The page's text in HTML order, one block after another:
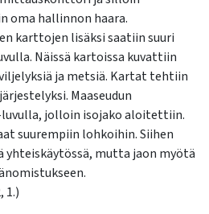
oma hallinnon haara.
karttojen lisäksi saatiin suuri
Näissä kartoissa kuvattiin
ja metsiä. Kartat tehtiin
Maaseudun
jolloin isojako aloitettiin.
suurempiin lohkoihin. Siihen
yhteiskäytössä, mutta jaon myötä
1.)